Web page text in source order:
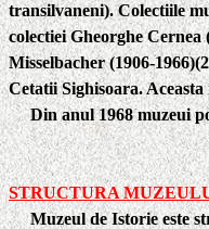
transilvaneni). Colectiile
colectiei Gheorghe
Misselbacher (1906-
Cetatii Sighisoara.
Din anul1968muzeui
STRUCTURA
Muzeul de Istorie este